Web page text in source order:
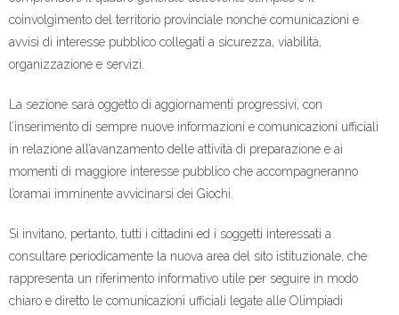
coinvolgimento del territorio provinciale nonché comunicazioni e
avvisi di interesse pubblico collegati a sicurezza, viabilità,
organizzazione e servizi.
La sezione sarà oggetto di aggiornamenti progressivi, con
l’inserimento di sempre nuove informazioni e comunicazioni ufficiali
in relazione all’avanzamento delle attività di preparazione e ai
momenti di maggiore interesse pubblico che accompagneranno
l’oramai imminente avvicinarsi dei Giochi.
Si invitano, pertanto, tutti i cittadini ed i soggetti interessati a
consultare periodicamente la nuova area del sito istituzionale, che
rappresenta un riferimento informativo utile per seguire in modo
chiaro e diretto le comunicazioni ufficiali legate alle Olimpiadi